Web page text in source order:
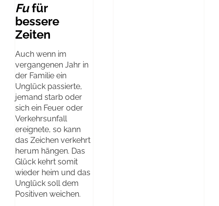
Fufür
bessere
Zeiten
Auch wenn im
vergangenen Jahr in
der Familie ein
Unglück passierte,
jemand starb oder
sich ein Feuer oder
Verkehrsunfall
ereignete, so kann
das Zeichen verkehrt
herum hängen. Das
Glück kehrt somit
wieder heim und das
Unglück soll dem
Positiven weichen.